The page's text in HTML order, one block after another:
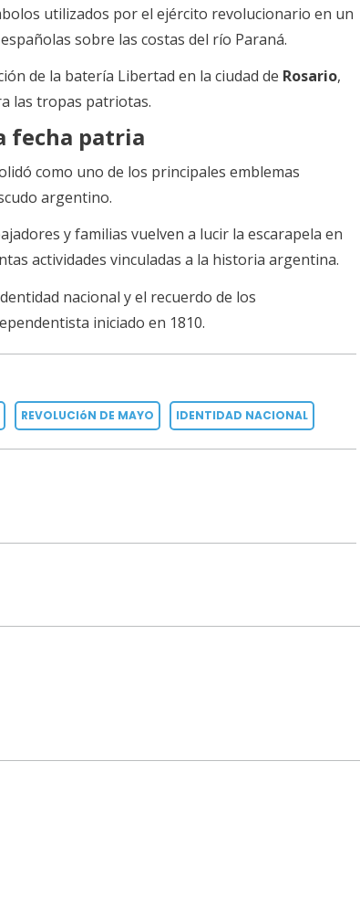
utilizados por el ejército revolucionario en un
sobre las costas del río Paraná.
de la batería Libertad en la ciudad de Rosario,
las tropas patriotas.
fecha patria
como uno de los principales emblemas
argentino.
y familias vuelven a lucir la escarapela en
actividades vinculadas a la historia argentina.
nacional y el recuerdo de los
iniciado en 1810.
REVOLUCIóN DE MAYO IDENTIDAD NACIONAL